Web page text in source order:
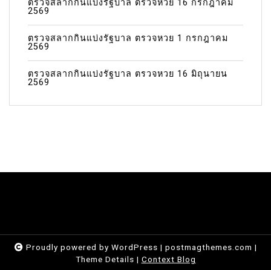
ตรวจสลากกินแบ่งรัฐบาล ตรวจหวย 16 กรกฎาคม
2569
ตรวจสลากกินแบ่งรัฐบาล ตรวจหวย 1 กรกฎาคม
2569
ตรวจสลากกินแบ่งรัฐบาล ตรวจหวย 16 มิถุนายน
2569
Proudly powered by WordPress | postmagthemes.com |
Theme Details | Context Blog